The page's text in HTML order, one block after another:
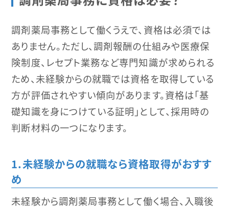
調剤薬局事務として働くうえで、資格は必須では
ありません。ただし、調剤報酬の仕組みや医療保
険制度、レセプト業務など専門知識が求められる
ため、未経験からの就職では資格を取得している
方が評価されやすい傾向があります。資格は「基
礎知識を身につけている証明」として、採用時の
判断材料の一つになります。
未経験からの就職なら資格取得がおすす
め
未経験から調剤薬局事務として働く場合、入職後